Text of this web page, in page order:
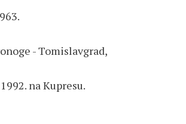
- Tomislavgrad,
na Kupresu.